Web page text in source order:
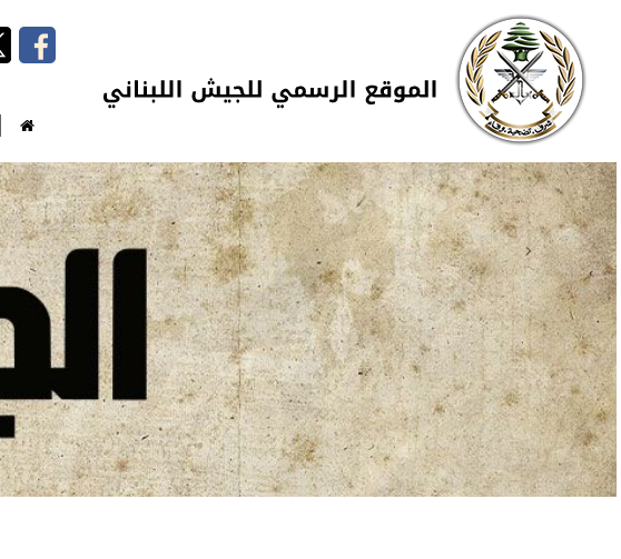
تجاوز إلى المحتوى الرئيسي
Skip to navigation